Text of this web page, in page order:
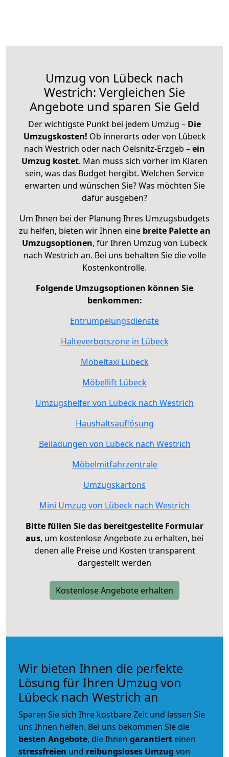
Umzug von Lübeck nach
Westrich: Vergleichen Sie
Angebote und sparen Sie Geld
Der wichtigste Punkt bei jedem Umzug – Die
Umzugskosten! Ob innerorts oder von Lübeck
nach Westrich oder nach Oelsnitz-Erzgeb –ein
Umzug kostet. Man muss sich vorher im Klaren
sein, was das Budget hergibt. Welchen Service
erwarten und wünschen Sie? Was möchten Sie
dafür ausgeben?
Um Ihnen bei der Planung Ihres Umzugsbudgets
zu helfen, bieten wir Ihnen eine breite Palette an
Umzugsoptionen, für Ihren Umzug von Lübeck
nach Westrich an. Bei uns behalten Sie die volle
Kostenkontrolle.
Folgende Umzugsoptionen können Sie
benkommen:
Entrümpelungsdienste
Halteverbotszone in Lübeck
Möbeltaxi Lübeck
Möbellift Lübeck
Umzugshelfer von Lübeck nach Westrich
Haushaltsauflösung
Beiladungen von Lübeck nach Westrich
Möbelmitfahrzentrale
Umzugskartons
Mini Umzug von Lübeck nach Westrich
Bitte füllen Sie das bereitgestellte Formular
aus, um kostenlose Angebote zu erhalten, bei
denen alle Preise und Kosten transparent
dargestellt werden
Kostenlose Angebote erhalten
Wir bieten Ihnen die perfekte
Lösung für Ihren Umzug von
Lübeck nach Westrich an
Sparen Sie sich Ihre kostbare Zeit und lassen Sie
uns Ihnen helfen. Bei uns bekommen Sie die
besten Angebote, die Ihnen garantiert einen
stressfreien und reibungsloses Umzug von